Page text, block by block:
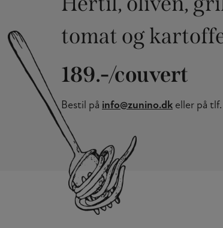
tomat og
189.-/couvert
Bestil på info@zunino.dk eller på tlf.